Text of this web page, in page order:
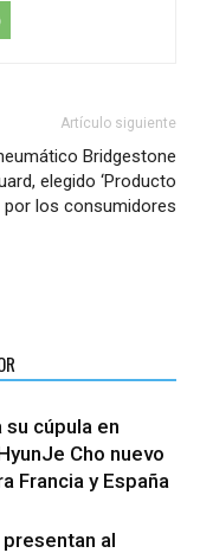
Artículo siguiente
Bridgestone
elegido ‘Producto
por los consumidores
cúpula en
Cho nuevo
Francia y España
presentan al